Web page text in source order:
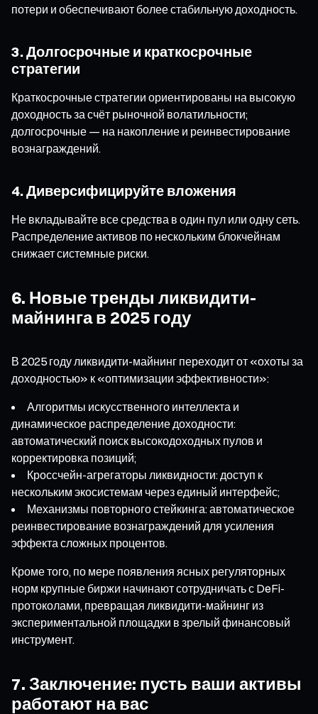
потери и обеспечивают более стабильную доходность.
3. Долгосрочные и краткосрочные
стратегии
Краткосрочные стратегии ориентированы на высокую
доходность за счёт рыночной волатильности;
долгосрочные — на накопление и реинвестирование
вознаграждений.
4. Диверсифицируйте вложения
Не вкладывайте все средства в один пул или одну сеть.
Распределение активов по нескольким блокчейнам
снижает системные риски.
6. Новые тренды ликвидити-
майнинга в 2025 году
В 2025 году ликвидити-майнинг переходит от «охоты за
доходностью» к «оптимизации эффективности»:
Алгоритмы искусственного интеллекта и
динамическое распределение доходности:
автоматический поиск высокодоходных пулов и
корректировка позиций;
Кроссчейн-агрегаторы ликвидности: доступ к
нескольким экосистемам через единый интерфейс;
Механизмы повторного стейкинга: автоматическое
реинвестирование вознаграждений для усиления
эффекта сложных процентов.
Кроме того, по мере появления ясных регуляторных
норм крупные биржи начинают сотрудничать с DeFi-
протоколами, превращая ликвидити-майнинг из
экспериментальной площадки в зрелый финансовый
инструмент.
7. Заключение: пусть ваши активы
работают на вас